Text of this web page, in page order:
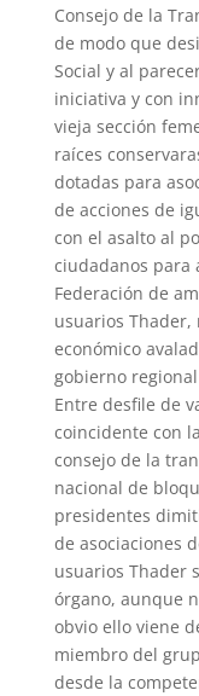
Consejo de la
de modo que
Social y al
iniciativa y con
vieja sección
raíces
dotadas para
de acciones de
con el asalto al
ciudadanos para
Federación de
usuarios
económico
gobierno
Entre desfile de
coincidente con
consejo de la
nacional de
presidentes
de asociaciones
usuarios Thader
órgano, aunque
obvio ello viene
miembro del
desde la